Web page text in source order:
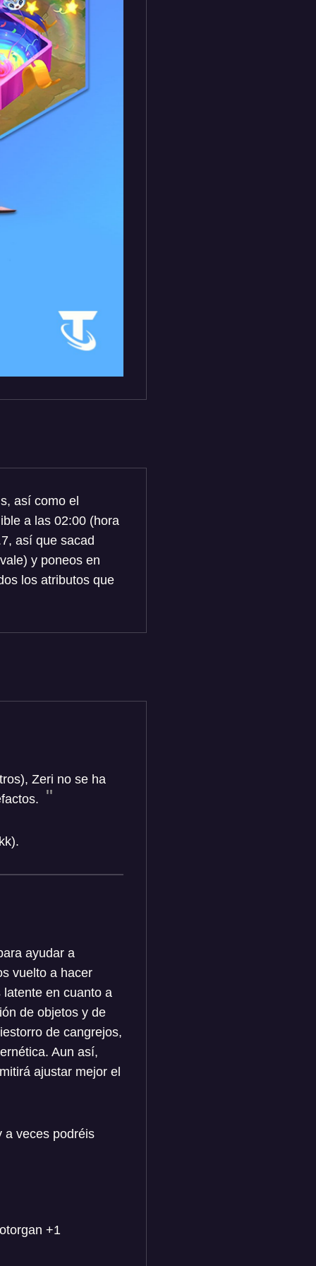
así como el
a las 02:00 (hora
así que sacad
y poneos en
los atributos que
Zeri no se ha
ayudar a
vuelto a hacer
en cuanto a
de objetos y de
de cangrejos,
Aun así,
ajustar mejor el
a veces podréis
+1